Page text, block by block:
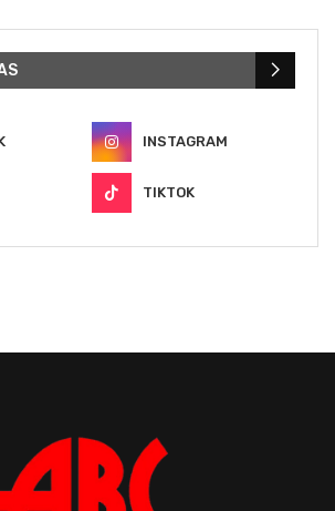
INSTAGRAM
TIKTOK